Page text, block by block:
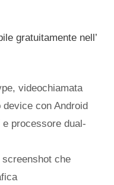
gratuitamente nell’
,videochiamata
con Android
processore dual-
che